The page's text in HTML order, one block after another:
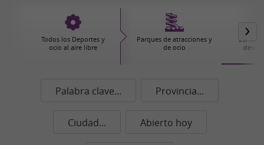
los Pirineos
Todos los Deportes y
ocio al aire libre
Parques de atracciones y
de ocio
Palabra clave... Provincia...
Ciudad... Abierto hoy